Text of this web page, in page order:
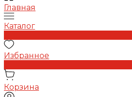
Главная
Каталог
Избранное
Корзина